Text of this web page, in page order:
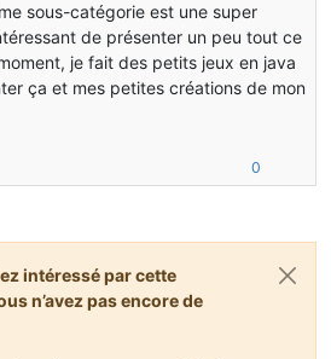
sous-catégorie est une super
de présenter un peu tout ce
je fait des petits jeux en java
ça et mes petites créations de mon
0
intéressé par cette
n’avez pas encore de